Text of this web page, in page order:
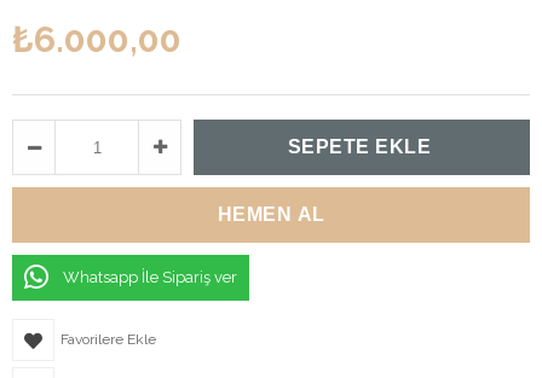
₺6.000,00
Whatsapp İle Sipariş ver
Favorilere Ekle